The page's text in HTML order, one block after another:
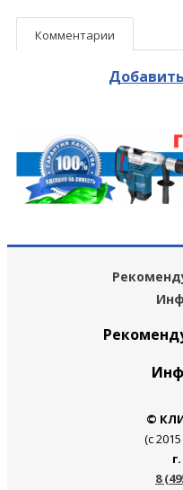
Комментарии
©
(с
8